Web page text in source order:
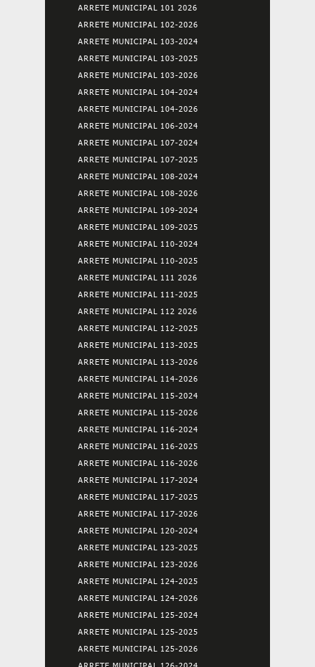
ARRETE MUNICIPAL 101 2026
ARRETE MUNICIPAL 102-2026
ARRETE MUNICIPAL 103-2024
ARRETE MUNICIPAL 103-2025
ARRETE MUNICIPAL 103-2026
ARRETE MUNICIPAL 104-2024
ARRETE MUNICIPAL 104-2026
ARRETE MUNICIPAL 106-2024
ARRETE MUNICIPAL 107-2024
ARRETE MUNICIPAL 107-2025
ARRETE MUNICIPAL 108-2024
ARRETE MUNICIPAL 108-2026
ARRETE MUNICIPAL 109-2024
ARRETE MUNICIPAL 109-2025
ARRETE MUNICIPAL 110-2024
ARRETE MUNICIPAL 110-2025
ARRETE MUNICIPAL 111 2026
ARRETE MUNICIPAL 111-2025
ARRETE MUNICIPAL 112 2026
ARRETE MUNICIPAL 112-2025
ARRETE MUNICIPAL 113-2025
ARRETE MUNICIPAL 113-2026
ARRETE MUNICIPAL 114-2026
ARRETE MUNICIPAL 115-2024
ARRETE MUNICIPAL 115-2026
ARRETE MUNICIPAL 116-2024
ARRETE MUNICIPAL 116-2025
ARRETE MUNICIPAL 116-2026
ARRETE MUNICIPAL 117-2024
ARRETE MUNICIPAL 117-2025
ARRETE MUNICIPAL 117-2026
ARRETE MUNICIPAL 120-2024
ARRETE MUNICIPAL 123-2025
ARRETE MUNICIPAL 123-2026
ARRETE MUNICIPAL 124-2025
ARRETE MUNICIPAL 124-2026
ARRETE MUNICIPAL 125-2024
ARRETE MUNICIPAL 125-2025
ARRETE MUNICIPAL 125-2026